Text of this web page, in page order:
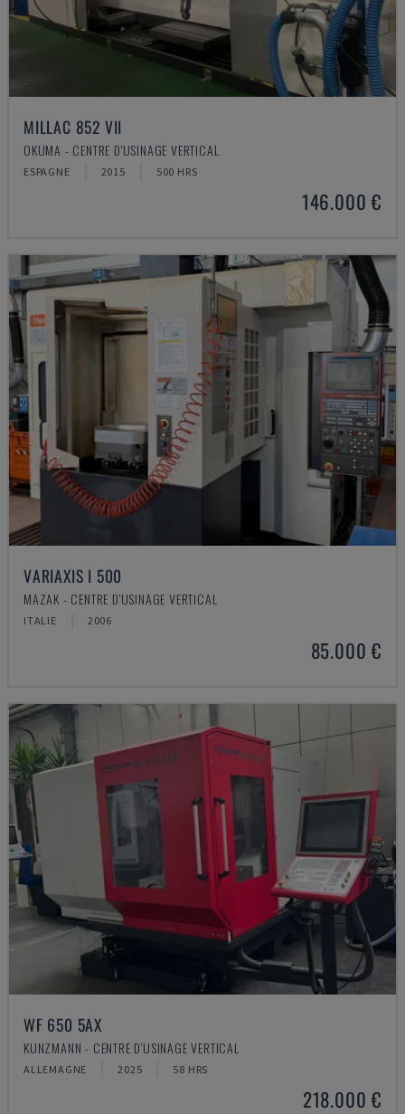
MILLAC 852 VII
OKUMA - CENTRE D'USINAGE VERTICAL
ESPAGNE 2015 500 HRS
146.000 €
VARIAXIS I 500
MAZAK - CENTRE D'USINAGE VERTICAL
ITALIE 2006
85.000 €
WF 650 5AX
KUNZMANN - CENTRE D'USINAGE VERTICAL
ALLEMAGNE 2025 58 HRS
218.000 €